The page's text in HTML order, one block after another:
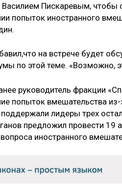
Пискаревым, чтобы
попыток иностранного
на встрече будет
по этой теме. «Возможно,
руководитель фракции
попыток вмешательства
лидеры трех
предложил провести 19
иностранного